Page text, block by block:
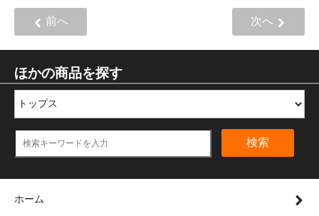
前へ 次へ
ほかの商品を探す
検索
ホーム